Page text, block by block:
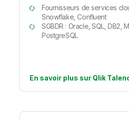
Fournisseurs de services
Snowflake, Confluent
SGBDR : Oracle, SQL, DB2,
PostgreSQL
En savoir plus sur Qlik